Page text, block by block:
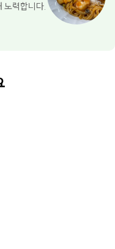
노력합니다.